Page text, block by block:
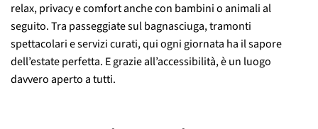
relax, privacy e comfort anche con bambini o animali al
seguito. Tra passeggiate sul bagnasciuga, tramonti
spettacolari e servizi curati, qui ogni giornata ha il sapore
dell’estate perfetta. E grazie all’accessibilità, è un luogo
davvero aperto a tutti.